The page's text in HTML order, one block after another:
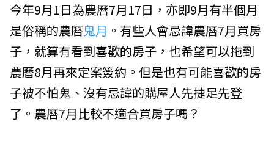
今年9月1日為農曆7月17日，亦即9月有半個月
是俗稱的農曆鬼月 。有些人會忌諱農曆7月買房
子，就算有看到喜歡的房子，也希望可以拖到
農曆8月再來定案簽約。但是也有可能喜歡的房
子被不怕鬼、沒有忌諱的購屋人先捷足先登
了。農曆7月比較不適合買房子嗎？